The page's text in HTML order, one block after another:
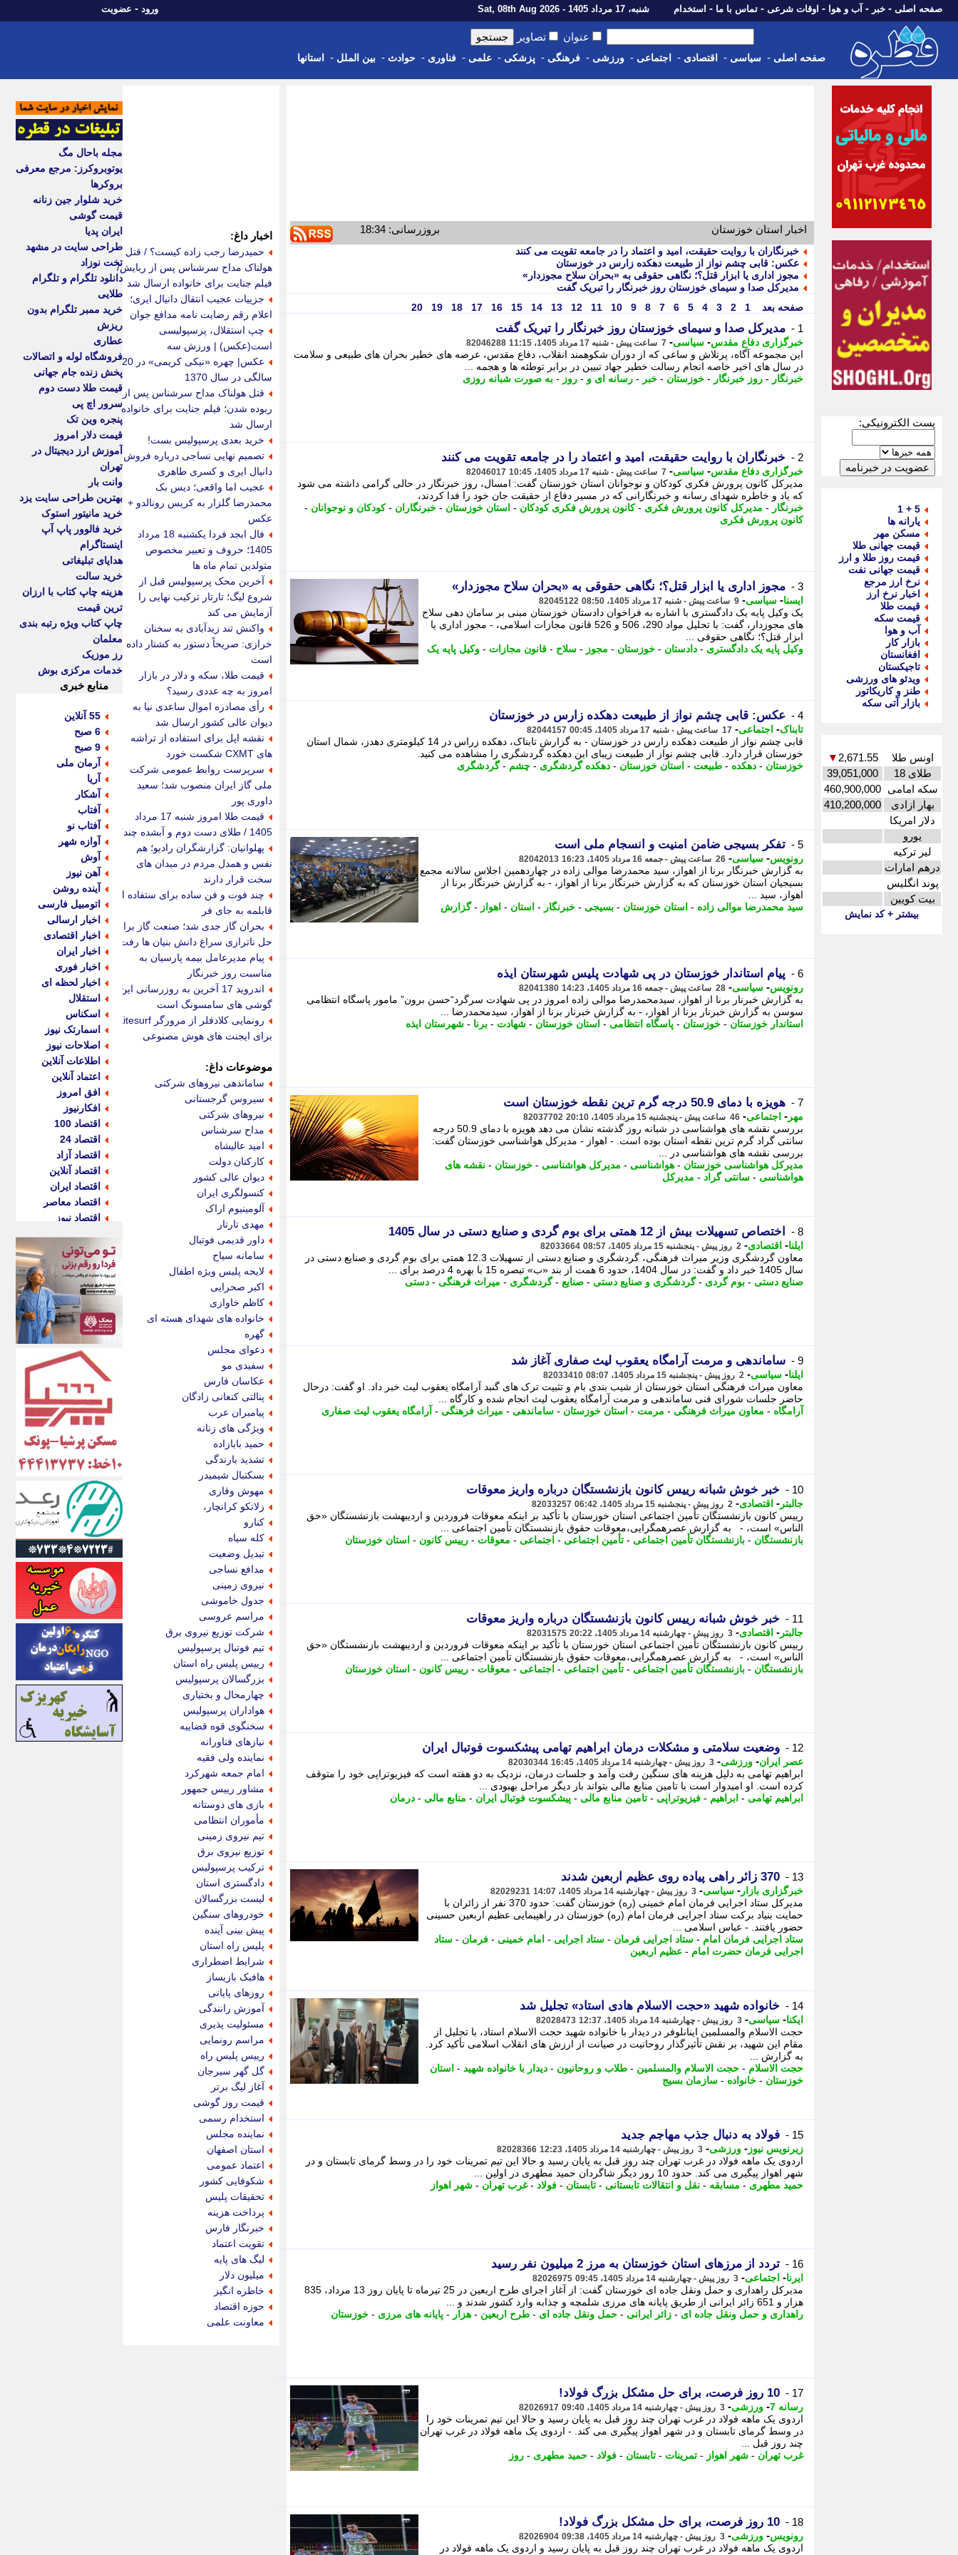
صفحه اصلی - خبر - آب و هوا - اوقات شرعی - تماس با ما - استخدام شنبه، 17 مرداد 1405 - Sat, 08th Aug 2026 ورود - عضویت
عنوان تصاویر
صفحه اصلی - سیاسی - اقتصادی - اجتماعی - ورزشی - فرهنگی - پزشکی - علمی - فناوری - حوادث - بین الملل - استانها
پست الکترونیکی:
5 + 1
یارانه ها
مسکن مهر
قیمت جهانی طلا
قیمت روز طلا و ارز
قیمت جهانی نفت
نرخ ارز مرجع
اخبار نرخ ارز
قیمت طلا
قیمت سکه
آب و هوا
بازار کار
افغانستان
تاجیکستان
ویدئو های ورزشی
طنز و کاریکاتور
بازار آتی سکه
اونس طلا 2,671.55
▼
طلای 18
39,051,000
سکه امامی 460,900,000
بهار ازادی
410,200,000
دلار امریکا
یورو
لیر ترکیه
درهم امارات
پوند انگلیس
بیت کویین
بیشتر + کد نمایش
اخبار استان خوزستان بروزرسانی: 18:34
خبرنگاران با روایت حقیقت، امید و اعتماد را در جامعه تقویت می کنند
عکس: قابی چشم نواز از طبیعت دهکده زارس در خوزستان
مجوز اداری یا ابزار قتل؟؛ نگاهی حقوقی به «بحران سلاح مجوزدار»
مدیرکل صدا و سیمای خوزستان روز خبرنگار را تبریک گفت
صفحه بعد
1
2
3
4
5
6
7
8
9
10
11
12
13
14
15
16
17
18
19
20
1 - مدیرکل صدا و سیمای خوزستان روز خبرنگار را تبریک گفت
خبرگزاری دفاع مقدس- سیاسی- 7 ساعت پیش - شنبه 17 مرداد 1405، 11:15 82046288
این مجموعه آگاه، پرتلاش و ساعی که از دوران شکوهمند انقلاب، دفاع مقدس، عرصه های خطیر بحران های طبیعی و سلامت
در سال های اخیر خاصه انجام رسالت خطیر جهاد تبیین در برابر توطئه ها و هجمه ...
خبرنگار - روز خبرنگار - خوزستان - خبر - رسانه ای و - روز - به صورت شبانه روزی
2 - خبرنگاران با روایت حقیقت، امید و اعتماد را در جامعه تقویت می کنند
خبرگزاری دفاع مقدس- سیاسی- 7 ساعت پیش - شنبه 17 مرداد 1405، 10:45 82046017
مدیرکل کانون پرورش فکری کودکان و نوجوانان استان خوزستان گفت: امسال، روز خبرنگار در حالی گرامی داشته می شود
که یاد و خاطره شهدای رسانه و خبرنگارانی که در مسیر دفاع از حقیقت جان خود را فدا کردند،
خبرنگار - مدیرکل کانون پرورش فکری -کانون پرورش فکری کودکان - استان خوزستان - خبرنگاران -کودکان و نوجوانان -
کانون پرورش فکری
3 - مجوز اداری یا ابزار قتل؟؛ نگاهی حقوقی به «بحران سلاح مجوزدار»
ایسنا- سیاسی- 9 ساعت پیش - شنبه 17 مرداد 1405، 08:50 82045122
یک وکیل پایه یک دادگستری با اشاره به فراخوان دادستان خوزستان مبنی بر سامان دهی سلاح
های مجوزدار، گفت: با تحلیل مواد 290، 506 و 526 قانون مجازات اسلامی، - مجوز اداری یا
ابزار قتل؟؛ نگاهی حقوقی ...
وکیل پایه یک دادگستری - دادستان - خوزستان - مجوز - سلاح - قانون مجازات - وکیل پایه یک
4 - عکس: قابی چشم نواز از طبیعت دهکده زارس در خوزستان
تابناک- اجتماعی- 17 ساعت پیش - شنبه 17 مرداد 1405، 00:45 82044157
قابی چشم نواز از طبیعت دهکده زارس در خوزستان - به گزارش تابناک، دهکده زراس در 14 کیلومتری دهدز، شمال استان
خوزستان قرار دارد. قابی چشم نواز از طبیعت زیبای این دهکده گردشگری را مشاهده می کنید.
خوزستان - دهکده - طبیعت - استان خوزستان - دهکده گردشگری - چشم -گردشگری
5 - تفکر بسیجی ضامن امنیت و انسجام ملی است
رونویس- سیاسی- 26 ساعت پیش - جمعه 16 مرداد 1405، 16:23 82042013
به گزارش خبرنگار برنا از اهواز، سید محمدرضا موالی زاده در چهاردهمین اجلاس سالانه مجمع
بسیجیان استان خوزستان که به گزارش خبرنگار برنا از اهواز، - به گزارش خبرنگار برنا از
اهواز، سید ...
سید محمدرضا موالی زاده - استان خوزستان - بسیجی - خبرنگار - استان - اهواز -گزارش
6 - پیام استاندار خوزستان در پی شهادت پلیس شهرستان ایذه
رونویس- سیاسی- 28 ساعت پیش - جمعه 16 مرداد 1405، 14:23 82041380
به گزارش خبرنار برنا از اهواز، سیدمحمدرضا موالی زاده امروز در پی شهادت سرگرد“حسن برون” مامور پاسگاه انتظامی
سوسن به گزارش خبرنار برنا از اهواز، - به گزارش خبرنار برنا از اهواز، سیدمحمدرضا ...
استاندار خوزستان - خوزستان - پاسگاه انتظامی - استان خوزستان - شهادت - برنا - شهرستان ایذه
7 - هویزه با دمای 50.9 درجه گرم ترین نقطه خوزستان است
مهر - اجتماعی- 46 ساعت پیش - پنجشنبه 15 مرداد 1405، 20:10 82037702
بررسی نقشه های هواشناسی در شبانه روز گذشته نشان می دهد هویزه با دمای 50.9 درجه
سانتی گراد گرم ترین نقطه استان بوده است. - اهواز - مدیرکل هواشناسی خوزستان گفت:
بررسی نقشه های هواشناسی در ...
مدیرکل هواشناسی خوزستان - هواشناسی - مدیرکل هواشناسی - خوزستان - نقشه های
هواشناسی - سانتی گراد - مدیرکل
8 - اختصاص تسهیلات بیش از 12 همتی برای بوم گردی و صنایع دستی در سال 1405
ایلنا- اقتصادی- 2 روز پیش - پنجشنبه 15 مرداد 1405، 08:57 82033664
معاون گردشگری وزیر میراث فرهنگی، گردشگری و صنایع دستی از تسهیلات 12.3 همتی برای بوم گردی و صنایع دستی در
سال 1405 خبر داد و گفت: در سال 1404، حدود 6 همت از بند «ب» تبصره 15 با بهره 4 درصد برای ...
صنایع دستی - بوم گردی -گردشگری و صنایع دستی - صنایع -گردشگری - میراث فرهنگی - دستی
9 - ساماندهی و مرمت آرامگاه یعقوب لیث صفاری آغاز شد
ایلنا- سیاسی- 2 روز پیش - پنجشنبه 15 مرداد 1405، 08:07 82033410
معاون میراث فرهنگی استان خوزستان از شیب بندی بام و تثبیت ترک های گنبد آرامگاه یعقوب لیث خبر داد. او گفت: درحال
حاضر جلسات شورای فنی ساماندهی و مرمت آرامگاه یعقوب لیث انجام شده و کارگاه ...
آرامگاه - معاون میراث فرهنگی - مرمت - استان خوزستان - ساماندهی - میراث فرهنگی - آرامگاه یعقوب لیث صفاری
10 - خبر خوش شبانه رییس کانون بازنشستگان درباره واریز معوقات
جالبتر - اقتصادی- 2 روز پیش - پنجشنبه 15 مرداد 1405، 06:42 82033257
رییس کانون بازنشستگان تأمین اجتماعی استان خوزستان با تأکید بر اینکه معوقات فروردین و اردیبهشت بازنشستگان «حق
الناس» است، - به گزارش عصرهمگرایی،معوقات حقوق بازنشستگان تأمین اجتماعی ...
بازنشستگان - بازنشستگان تأمین اجتماعی - تأمین اجتماعی - اجتماعی - معوقات - رییس کانون - استان خوزستان
11 - خبر خوش شبانه رییس کانون بازنشستگان درباره واریز معوقات
جالبتر - اقتصادی- 3 روز پیش - چهارشنبه 14 مرداد 1405، 20:22 82031575
رییس کانون بازنشستگان تأمین اجتماعی استان خوزستان با تأکید بر اینکه معوقات فروردین و اردیبهشت بازنشستگان «حق
الناس» است، - به گزارش عصرهمگرایی،معوقات حقوق بازنشستگان تأمین اجتماعی ...
بازنشستگان - بازنشستگان تأمین اجتماعی - تأمین اجتماعی - اجتماعی - معوقات - رییس کانون - استان خوزستان
12 - وضعیت سلامتی و مشکلات درمان ابراهیم تهامی پیشکسوت فوتبال ایران
عصر ایران- ورزشی- 3 روز پیش - چهارشنبه 14 مرداد 1405، 16:45 82030344
ابراهیم تهامی به دلیل هزینه های سنگین رفت وآمد و جلسات درمان، نزدیک به دو هفته است که فیزیوتراپی خود را متوقف
کرده است. او امیدوار است با تامین منابع مالی بتواند بار دیگر مراحل بهبودی ...
ابراهیم تهامی - ابراهیم - فیزیوتراپی - تامین منابع مالی - پیشکسوت فوتبال ایران - منابع مالی - درمان
13 - 370 زائر راهی پیاده روی عظیم اربعین شدند
خبرگزاری بازار - سیاسی- 3 روز پیش - چهارشنبه 14 مرداد 1405، 14:07 82029231
مدیرکل ستاد اجرایی فرمان امام خمینی (ره) خوزستان گفت: حدود 370 نفر از زائران با
حمایت بنیاد برکت ستاد اجرایی فرمان امام (ره) خوزستان در راهپیمایی عظیم اربعین حسینی
حضور یافتند. - عباس اسلامی ...
ستاد اجرایی فرمان امام - ستاد اجرایی فرمان - ستاد اجرایی - امام خمینی - فرمان - ستاد
اجرایی فرمان حضرت امام - عظیم اربعین
14 - خانواده شهید «حجت الاسلام هادی استاد» تجلیل شد
ایکنا- سیاسی- 3 روز پیش - چهارشنبه 14 مرداد 1405، 12:37 82028473
حجت الاسلام والمسلمین اینانلوفر در دیدار با خانواده شهید حجت الاسلام استاد، با تجلیل از
مقام این شهید، بر نقش تأثیرگذار روحانیت در صیانت از ارزش های انقلاب اسلامی تأکید کرد.
به گزارش ...
حجت الاسلام - حجت الاسلام والمسلمین - طلاب و روحانیون - دیدار با خانواده شهید - استان
خوزستان - خانواده - سازمان بسیج
15 - فولاد به دنبال جذب مهاجم جدید
زیرنویس نیوز - ورزشی- 3 روز پیش - چهارشنبه 14 مرداد 1405، 12:23 82028366
اردوی یک ماهه فولاد در غرب تهران چند روز قبل به پایان رسید و حالا این تیم تمرینات خود را در وسط گرمای تابستان و در
شهر اهواز پیگیری می کند. حدود 10 روز دیگر شاگردان حمید مطهری در اولین ...
حمید مطهری - مسابقه - نقل و انتقالات تابستانی - تابستان - فولاد -غرب تهران - شهر اهواز
16 - تردد از مرزهای استان خوزستان به مرز 2 میلیون نفر رسید
ایرنا- اجتماعی- 3 روز پیش - چهارشنبه 14 مرداد 1405، 09:45 82026975
مدیرکل راهداری و حمل ونقل جاده ای خوزستان گفت: از آغاز اجرای طرح اربعین در 25 تیرماه تا پایان روز 13 مرداد، 835
هزار و 651 زائر ایرانی از طریق پایانه های مرزی شلمچه و چذابه وارد کشور شدند و ...
راهداری و حمل ونقل جاده ای - زائر ایرانی - حمل ونقل جاده ای - طرح اربعین - هزار - پایانه های مرزی - خوزستان
17 - 10 روز فرصت، برای حل مشکل بزرگ فولاد!
رسانه 7 - ورزشی- 3 روز پیش - چهارشنبه 14 مرداد 1405، 09:40 82026917
اردوی یک ماهه فولاد در غرب تهران چند روز قبل به پایان رسید و حالا این تیم تمرینات خود را
در وسط گرمای تابستان و در شهر اهواز پیگیری می کند. - اردوی یک ماهه فولاد در غرب تهران
چند روز قبل ...
غرب تهران - شهر اهواز - تمرینات - تابستان - فولاد - حمید مطهری - روز
18 - 10 روز فرصت، برای حل مشکل بزرگ فولاد!
رونویس- ورزشی- 3 روز پیش - چهارشنبه 14 مرداد 1405، 09:38 82026904
اردوی یک ماهه فولاد در غرب تهران چند روز قبل به پایان رسید و اردوی یک ماهه فولاد در
اخبار داغ:
حمیدرضا رجب زاده کیست؟ / قتل
هولناک مداح سرشناس پس از ربایش/
فیلم جنایت برای خانواده ارسال شد
جزییات عجیب انتقال دانیال ایری؛
اعلام رقم رضایت نامه مدافع جوان
چپ استقلال، پرسپولیسی
است(عکس) | ورزش سه
عکس| چهره «نیکی کریمی» در 20
سالگی در سال 1370
قتل هولناک مداح سرشناس پس از
ربوده شدن؛ فیلم جنایت برای خانواده
ارسال شد
خرید بعدی پرسپولیس بست!
تصمیم نهایی نساجی درباره فروش
دانیال ایری و کسری طاهری
عجیب اما واقعی؛ دیس بک
محمدرضا گلزار به کریس رونالدو +
عکس
فال ابجد فردا یکشنبه 18 مرداد
1405؛ حروف و تعبیر مخصوص
متولدین تمام ماه ها
آخرین محک پرسپولیس قبل از
شروع لیگ؛ تارتار ترکیب نهایی را
آزمایش می کند
واکنش تند زیدآبادی به سخنان
خرازی: صریحاً دستور به کشتار داده
است
قیمت طلا، سکه و دلار در بازار
امروز به چه عددی رسید؟
رأی مصادره اموال ساعدی نیا به
دیوان عالی کشور ارسال شد
نقشه اپل برای استفاده از تراشه
های CXMT شکست خورد
سرپرست روابط عمومی شرکت
ملی گاز ایران منصوب شد؛ سعید
داوری پور
قیمت طلا امروز شنبه 17 مرداد
1405 / طلای دست دوم و آبشده چند؟
پهلوانیان: گزارشگران رادیو؛ هم
نفس و همدل مردم در میدان های
سخت قرار دارند
چند فوت و فن ساده برای ستفاده از
قابلمه به جای فر
بحران گاز جدی شد؛ صنعت گاز برای
حل ناترازی سراغ دانش بنیان ها رفت
پیام مدیرعامل بیمه پارسیان به
مناسبت روز خبرنگار
اندروید 17 آخرین به روزرسانی این
گوشی های سامسونگ است
رونمایی کلادفلر از مرورگر Kitesurf
برای ایجنت های هوش مصنوعی
موضوعات داغ:
ساماندهی نیروهای شرکتی
سیروس گرجستانی
نیروهای شرکتی
مداح سرشناس
امید عالیشاه
کارکنان دولت
دیوان عالی کشور
کنسولگری ایران
آلومینیوم اراک
مهدی تارتار
داور قدیمی فوتبال
سامانه سیاح
لایحه پلیس ویژه اطفال
اکبر صحرایی
کاظم خاوازی
خانواده های شهدای هسته ای
گهره
دعوای مجلس
سفیدی مو
عکاسان فارس
پنالتی کنعانی زادگان
پیامبران عرب
ویژگی های زنانه
حمید بابازاده
تشدید بارندگی
بسکتبال شیمیدر
مهوش وقاری
زلاتکو کرانچار،
کنارو
کله سیاه
تبدیل وضعیت
مدافع نساجی
نیروی زمینی
جدول خاموشی
مراسم عروسی
شرکت توزیع نیروی برق
تیم فوتبال پرسپولیس
رییس پلیس راه استان
بزرگسالان پرسپولیس
چهارمحال و بختیاری
هواداران پرسپولیس
سخنگوی قوه قضاییه
نیازهای فناورانه
نماینده ولی فقیه
امام جمعه شهرکرد
مشاور رییس جمهور
بازی های دوستانه
مأموران انتظامی
تیم نیروی زمینی
توزیع نیروی برق
ترکیب پرسپولیس
دادگستری استان
لیست بزرگسالان
خودروهای سنگین
پیش بینی آینده
پلیس راه استان
شرایط اضطراری
هافبک بازیساز
روزهای پایانی
آموزش رانندگی
مسئولیت پذیری
مراسم رونمایی
رییس پلیس راه
گل گهر سیرجان
آغاز لیگ برتر
قیمت روز گوشی
استخدام رسمی
نماینده مجلس
استان اصفهان
اعتماد عمومی
شکوفایی کشور
تحقیقات پلیس
پرداخت هزینه
خبرنگار فارس
تقویت اعتماد
لیگ های پایه
میلیون دلار
خاطره انگیز
حوزه اقتصاد
معاونت علمی
مجله باحال مگ
یوتوبروکرز: مرجع معرفی
بروکرها
خرید شلوار جین زنانه
قیمت گوشی
ایران پدیا
طراحی سایت در مشهد
تخت نوزاد
دانلود تلگرام و تلگرام
طلایی
خرید ممبر تلگرام بدون
ریزش
عطاری
فروشگاه لوله و اتصالات
پخش زنده جام جهانی
قیمت طلا دست دوم
سرور اچ پی
پنجره وین تک
قیمت دلار امروز
آموزش ارز دیجیتال در
تهران
وانت بار
بهترین طراحی سایت یزد
خرید مانیتور استوک
خرید فالوور پاپ آپ
اینستاگرام
هدایای تبلیغاتی
خرید سالت
هزینه چاپ کتاب با ارزان
ترین قیمت
چاپ کتاب ویژه رتبه بندی
معلمان
رز موزیک
خدمات مرکزی بوش
منابع خبری
55 آنلاین
6 صبح
9 صبح
آرمان ملی
آریا
آشکار
آفتاب
آفتاب نو
آوازه شهر
آوش
آهن نیوز
آینده روشن
اتومبیل فارسی
اخبار ارسالی
اخبار اقتصادی
اخبار ایران
اخبار فوری
اخبار لحظه ای
استقلال
اسکناس
اسمارتک نیوز
اصلاحات نیوز
اطلاعات آنلاین
اعتماد آنلاین
افق امروز
افکارنیوز
اقتصاد 100
اقتصاد 24
اقتصاد آزاد
اقتصاد آنلاین
اقتصاد ایران
اقتصاد معاصر
اقتصاد نیوز
اکوفارس
اکونگار
اکونیوز
الف
انتشار آنلاین
اندیشه قرن
اندیشه معاصر
اندیشه ها
انرژی پرس
ای استخدام
ایتنا
ایراف
ایران آرت
ایران آنلاین
ایران زندگی
ایران فوری
ایرانی روز
ایرانیتال
ایرنا
ایسکانیوز
ایسنا
ایکنا
ایلنا
اینتیتر
ایونا نیوز
بازتاب آنلاین
باشگاه خبرنگاران
باغستان نیوز
بامبوک
ببین و بخون
بدینسان
بنکر